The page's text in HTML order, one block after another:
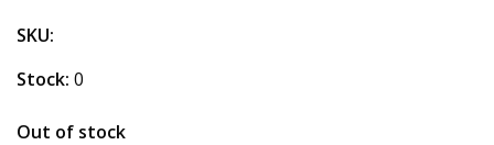
SKU:
Stock: 0
Out of stock